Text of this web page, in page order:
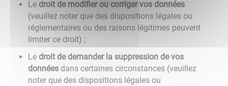
Le droit de modifier ou corriger vos données
(veuillez noter que des dispositions légales ou
réglementaires ou des raisons légitimes peuvent
limiter ce droit) ;
Le droit de demander la suppression de vos
données dans certaines circonstances (veuillez
noter que des dispositions légales ou